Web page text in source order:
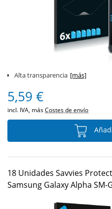
Alta transparencia [más]
5,59 €
incl. IVA, másCostes de envío
18 Unidades Savvies
Samsung Galaxy Alpha SM-